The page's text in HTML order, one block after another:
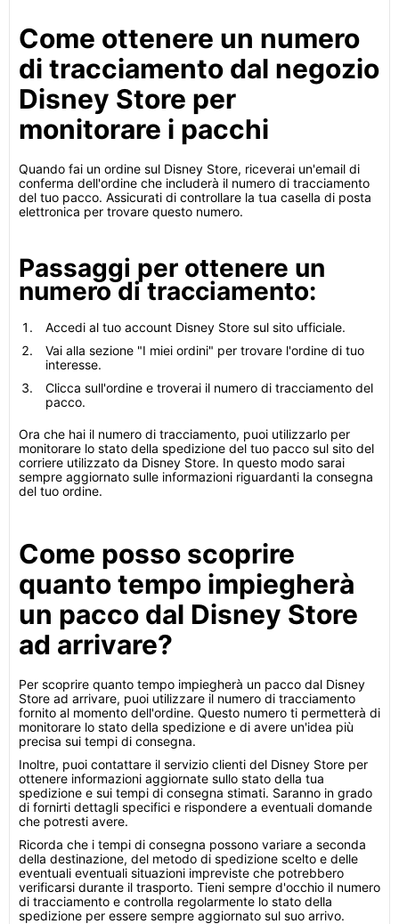
Come ottenere un numero
di tracciamento dal negozio
Disney Store per
monitorare i pacchi
Quando fai un ordine sul Disney Store, riceverai un'email di
conferma dell'ordine che includerà il numero di tracciamento
del tuo pacco. Assicurati di controllare la tua casella di posta
elettronica per trovare questo numero.
Passaggi per ottenere un
numero di tracciamento:
Accedi al tuo account Disney Store sul sito ufficiale.
Vai alla sezione "I miei ordini" per trovare l'ordine di tuo
interesse.
Clicca sull'ordine e troverai il numero di tracciamento del
pacco.
Ora che hai il numero di tracciamento, puoi utilizzarlo per
monitorare lo stato della spedizione del tuo pacco sul sito del
corriere utilizzato da Disney Store. In questo modo sarai
sempre aggiornato sulle informazioni riguardanti la consegna
del tuo ordine.
Come posso scoprire
quanto tempo impiegherà
un pacco dal Disney Store
ad arrivare?
Per scoprire quanto tempo impiegherà un pacco dal Disney
Store ad arrivare, puoi utilizzare il numero di tracciamento
fornito al momento dell'ordine. Questo numero ti permetterà di
monitorare lo stato della spedizione e di avere un'idea più
precisa sui tempi di consegna.
Inoltre, puoi contattare il servizio clienti del Disney Store per
ottenere informazioni aggiornate sullo stato della tua
spedizione e sui tempi di consegna stimati. Saranno in grado
di fornirti dettagli specifici e rispondere a eventuali domande
che potresti avere.
Ricorda che i tempi di consegna possono variare a seconda
della destinazione, del metodo di spedizione scelto e delle
eventuali eventuali situazioni impreviste che potrebbero
verificarsi durante il trasporto. Tieni sempre d'occhio il numero
di tracciamento e controlla regolarmente lo stato della
spedizione per essere sempre aggiornato sul suo arrivo.